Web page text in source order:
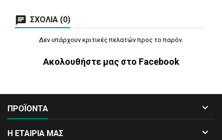
ΣΧΌΛΙΑ (0)
Δεν υπάρχουν κριτικές πελατών προς το παρόν.
Ακολουθήστε μας στο Facebook
ΠΡΟΪΟΝΤΑ 
Η ΕΤΑΙΡΙΑ ΜΑΣ 